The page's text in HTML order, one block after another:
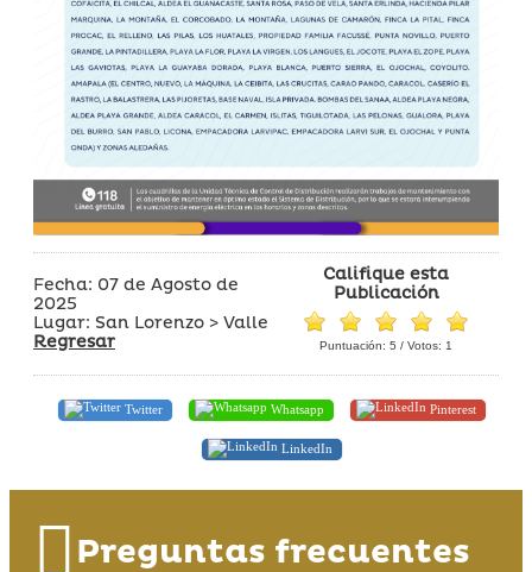
Fecha: 07 de Agosto de
2025
Lugar: San Lorenzo > Valle
Regresar
Califique esta
Publicación
Puntuación: 5 / Votos: 1
Twitter Whatsapp Pinterest
LinkedIn
Preguntas frecuentes